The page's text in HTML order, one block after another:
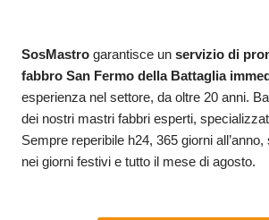
SosMastro garantisce unservizio di
fabbro San Fermo della Battaglia
esperienza nel settore, da oltre 20 anni.
dei nostri mastri fabbri esperti,
Sempre reperibile h24, 365 giorni
nei giorni festivi e tutto il mese di agosto.